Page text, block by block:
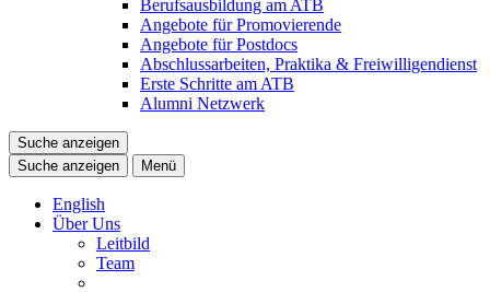
Berufsausbildung am ATB
Angebote für Promovierende
Angebote für Postdocs
Abschlussarbeiten, Praktika & Freiwilligendienst
Erste Schritte am ATB
Alumni Netzwerk
Suche anzeigen
Suche anzeigen
Menü
English
Über Uns
Leitbild
Team